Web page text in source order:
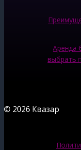
Аренда
выбрать
© 2026 Квазар